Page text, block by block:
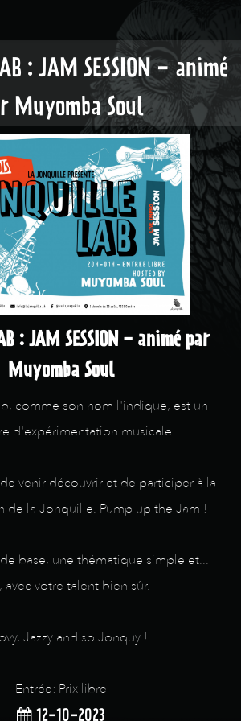
: JAM SESSION - animé
Muyomba Soul
: JAM SESSION - animé par
Muyomba Soul
comme son nom l'indique, est un
d'expérimentation musicale.
venir découvrir et de participer à la
de la Jonquille. Pump up the Jam !
base, une thématique simple et...
avec votre talent bien sûr.
Jazzy and so Jonquy !
Entrée: Prix libre
12-10-2023